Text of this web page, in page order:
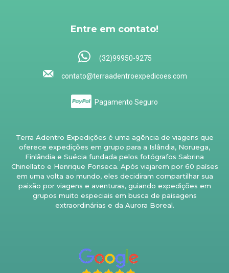
Entre em contato!
(32)99950-9275
contato@terraadentroexpedicoes.com
Pagamento Seguro
Terra Adentro Expedições é uma agência de viagens que
oferece expedições em grupo para a Islândia, Noruega,
Finlândia e Suécia fundada pelos fotógrafos Sabrina
Chinellato e Henrique Fonseca. Após viajarem por 60 países
em uma volta ao mundo, eles decidiram compartilhar sua
paixão por viagens e aventuras, guiando expedições em
grupos muito especiais em busca de paisagens
extraordinárias e da Aurora Boreal.